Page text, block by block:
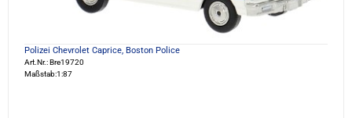
Polizei Chevrolet Caprice, Boston Police
Art.Nr.: Bre19720
Maßstab:1:87